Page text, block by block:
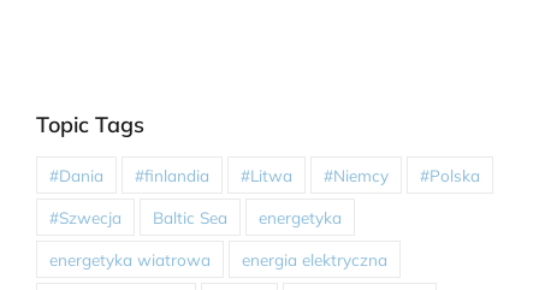
Topic Tags
#Dania #finlandia #Litwa #Niemcy #Polska
#Szwecja Baltic Sea energetyka
energetyka wiatrowa energia elektryczna